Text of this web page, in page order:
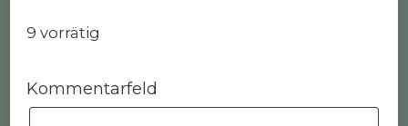
9 vorrätig
Kommentarfeld